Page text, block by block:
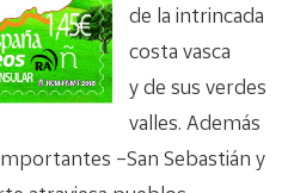
de la intrincada
costa vasca
y de sus verdes
valles. Además
–San Sebastián y